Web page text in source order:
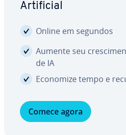
Ar­ti­fi­cial
Online em segundos
Aumente seu
de IA
Economize tempo e
Comece agora